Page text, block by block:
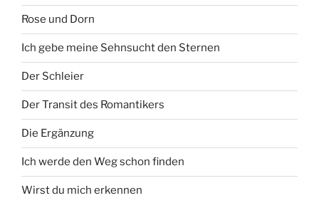
Rose und Dorn
Ich gebe meine Sehnsucht den Sternen
Der Schleier
Der Transit des Romantikers
Die Ergänzung
Ich werde den Weg schon finden
Wirst du mich erkennen